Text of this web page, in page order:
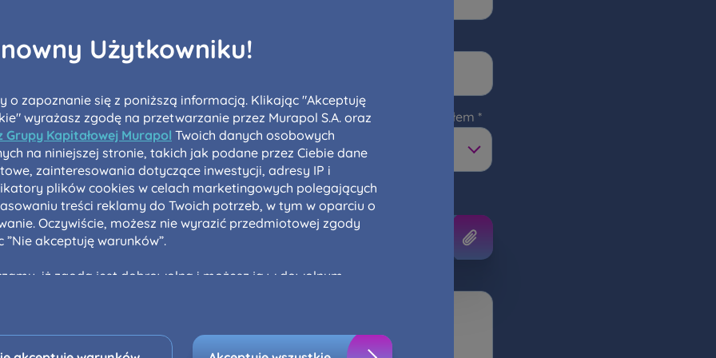
Użytkowniku!
o zapoznanie się z poniższą informacją. Klikając "Akceptuję
wyrażasz zgodę na przetwarzanie przez Murapol S.A. oraz
Grupy Kapitałowej Murapol Twoich danych osobowych
na niniejszej stronie, takich jak podane przez Ciebie dane
zainteresowania dotyczące inwestycji, adresy IP i
plików cookies w celach marketingowych polegających
treści reklamy do Twoich potrzeb, w tym w oparciu o
Oczywiście, możesz nie wyrazić przedmiotowej zgody
”Nie akceptuję warunków”.
iż zgoda jest dobrowolna i możesz ją w dowolnym
pliki cookies w celach analitycznych i
E-mail
Możliwości przerobowe Praca z własnym materiałem
Tak
Referencje (załaduj
plik)
o nabyciu lub posiadaniu znacznego pakietu akcji proszę
Skontaktuj się z nami